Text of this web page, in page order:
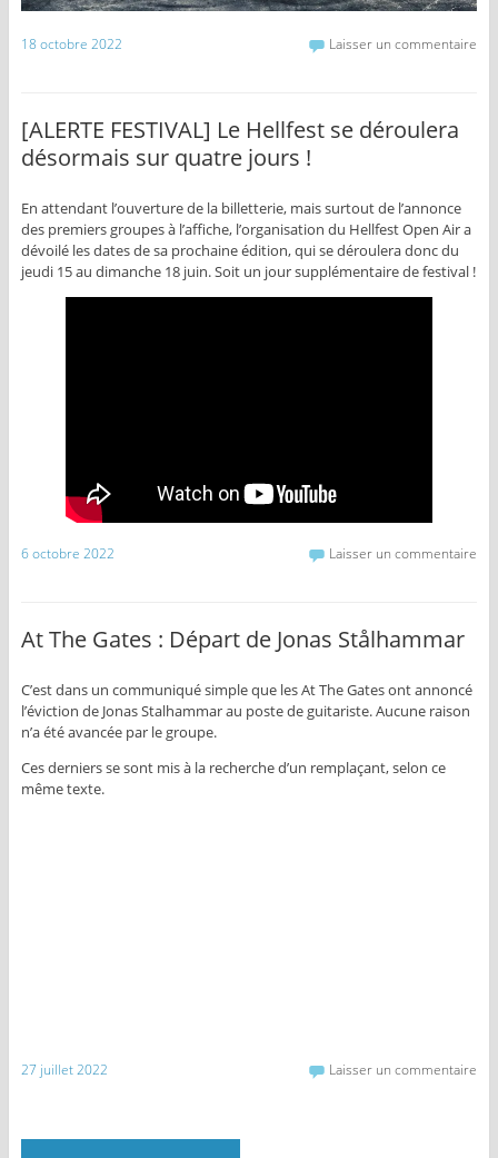
18 octobre 2022 Laisser un commentaire
[ALERTE FESTIVAL] Le Hellfest se déroulera
désormais sur quatre jours !
En attendant l’ouverture de la billetterie, mais surtout de l’annonce
des premiers groupes à l’affiche, l’organisation du Hellfest Open Air a
dévoilé les dates de sa prochaine édition, qui se déroulera donc du
jeudi 15 au dimanche 18 juin. Soit un jour supplémentaire de festival !
6 octobre 2022 Laisser un commentaire
At The Gates : Départ de Jonas Stålhammar
C’est dans un communiqué simple que les At The Gates ont annoncé
l’éviction de Jonas Stalhammar au poste de guitariste. Aucune raison
n’a été avancée par le groupe.
Ces derniers se sont mis à la recherche d’un remplaçant, selon ce
même texte.
27 juillet 2022 Laisser un commentaire